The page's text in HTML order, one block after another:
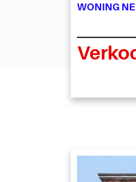
WONING